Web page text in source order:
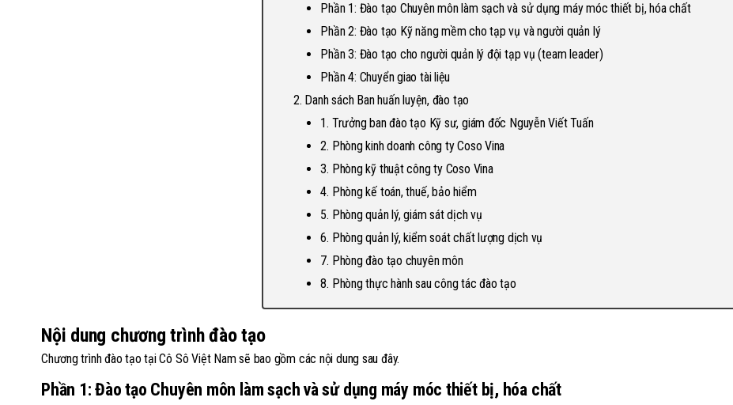
Phần 1: Đào tạo Chuyên môn làm sạch và sử dụng máy móc thiết bị, hóa chất
Phần 2: Đào tạo Kỹ năng mềm cho tạp vụ và người quản lý
Phần 3: Đào tạo cho người quản lý đội tạp vụ (team leader)
Phần 4: Chuyển giao tài liệu
Danh sách Ban huấn luyện, đào tạo
1. Trưởng ban đào tạo Kỹ sư, giám đốc Nguyễn Viết Tuấn
2. Phòng kinh doanh công ty Coso Vina
3. Phòng kỹ thuật công ty Coso Vina
4. Phòng kế toán, thuế, bảo hiểm
5. Phòng quản lý, giám sát dịch vụ
6. Phòng quản lý, kiểm soát chất lượng dịch vụ
7. Phòng đào tạo chuyên môn
8. Phòng thực hành sau công tác đào tạo
Nội dung chương trình đào tạo
Chương trình đào tạo tại Cô Sô Việt Nam sẽ bao gồm các nội dung sau đây.
Phần 1: Đào tạo Chuyên môn làm sạch và sử dụng máy móc thiết bị, hóa chất